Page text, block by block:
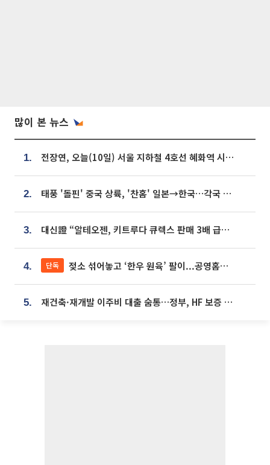
많이 본 뉴스
1. 전장연, 오늘(10일) 서울 지하철 4호선 혜화역 시위…1호선 용산역 무정차
2. 태풍 '돌핀' 중국 상륙, '찬홈' 일본→한국…각국 기상청 예상 경로는?
3. 대신證 “알테오젠, 키트루다 큐렉스 판매 3배 급증…목표가 41만원 상향”
4. 단독 젖소 섞어놓고 ‘한우 원육’ 팔이...공영홈쇼핑 표기·검증 구멍
5. 재건축·재개발 이주비 대출 숨통…정부, HF 보증 신설 추진